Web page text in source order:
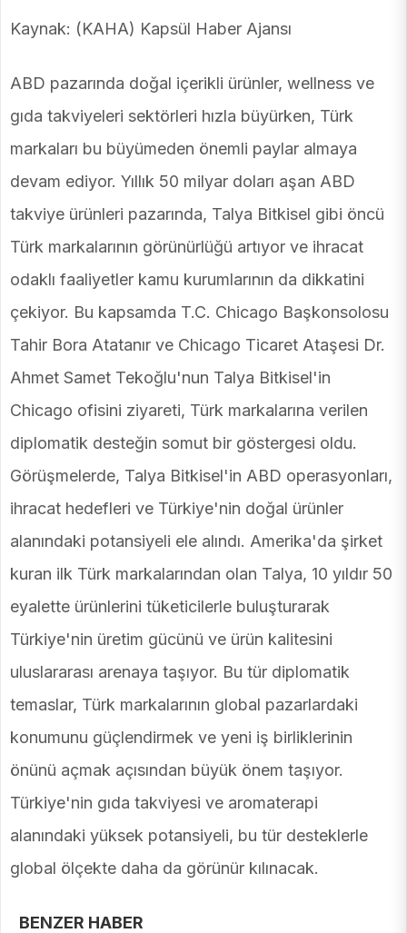
Kaynak: (KAHA) Kapsül Haber Ajansı
ABD pazarında doğal içerikli ürünler, wellness ve
gıda takviyeleri sektörleri hızla büyürken, Türk
markaları bu büyümeden önemli paylar almaya
devam ediyor. Yıllık 50 milyar doları aşan ABD
takviye ürünleri pazarında, Talya Bitkisel gibi öncü
Türk markalarının görünürlüğü artıyor ve ihracat
odaklı faaliyetler kamu kurumlarının da dikkatini
çekiyor. Bu kapsamda T.C. Chicago Başkonsolosu
Tahir Bora Atatanır ve Chicago Ticaret Ataşesi Dr.
Ahmet Samet Tekoğlu'nun Talya Bitkisel'in
Chicago ofisini ziyareti, Türk markalarına verilen
diplomatik desteğin somut bir göstergesi oldu.
Görüşmelerde, Talya Bitkisel'in ABD operasyonları,
ihracat hedefleri ve Türkiye'nin doğal ürünler
alanındaki potansiyeli ele alındı. Amerika'da şirket
kuran ilk Türk markalarından olan Talya, 10 yıldır 50
eyalette ürünlerini tüketicilerle buluşturarak
Türkiye'nin üretim gücünü ve ürün kalitesini
uluslararası arenaya taşıyor. Bu tür diplomatik
temaslar, Türk markalarının global pazarlardaki
konumunu güçlendirmek ve yeni iş birliklerinin
önünü açmak açısından büyük önem taşıyor.
Türkiye'nin gıda takviyesi ve aromaterapi
alanındaki yüksek potansiyeli, bu tür desteklerle
global ölçekte daha da görünür kılınacak.
BENZER HABER